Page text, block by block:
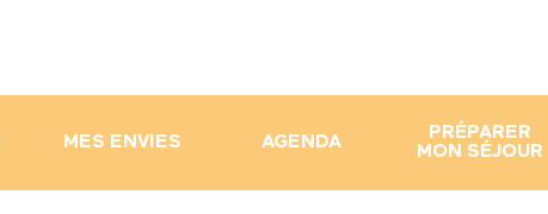
MES ENVIES AGENDA
PRÉPARER
MON SÉJOUR